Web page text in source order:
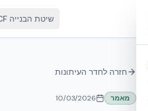
שיטת הבנייה ICF
חזרה לחדר העיתונות
מאמר 10/03/2026